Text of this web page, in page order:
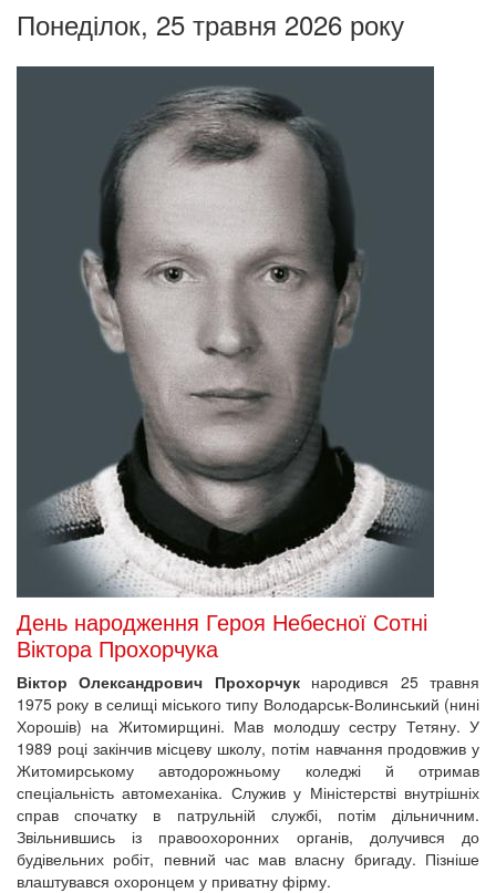
Понеділок, 25 травня 2026 року
День народження Героя Небесної Сотні
Віктора Прохорчука
Віктор Олександрович Прохорчук народився 25 травня
1975 року в селищі міського типу Володарськ-Волинський (нині
Хорошів) на Житомирщині. Мав молодшу сестру Тетяну. У
1989 році закінчив місцеву школу, потім навчання продовжив у
Житомирському автодорожньому коледжі й отримав
спеціальність автомеханіка. Служив у Міністерстві внутрішніх
справ спочатку в патрульній службі, потім дільничним.
Звільнившись із правоохоронних органів, долучився до
будівельних робіт, певний час мав власну бригаду. Пізніше
влаштувався охоронцем у приватну фірму.